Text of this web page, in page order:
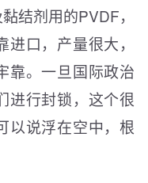
结剂用的PVDF，
口，产量很大，
靠。一旦国际政治
进行封锁，这个很
以说浮在空中，根